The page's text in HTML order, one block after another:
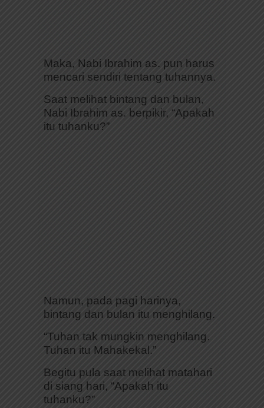
Maka, Nabi Ibrahim as. pun harus
mencari sendiri tentang tuhannya.
Saat melihat bintang dan bulan,
Nabi Ibrahim as. berpikir, “Apakah
itu tuhanku?”
Namun, pada pagi harinya,
bintang dan bulan itu menghilang.
“Tuhan tak mungkin menghilang.
Tuhan itu Mahakekal.”
Begitu pula saat melihat matahari
di siang hari, “Apakah itu
tuhanku?”